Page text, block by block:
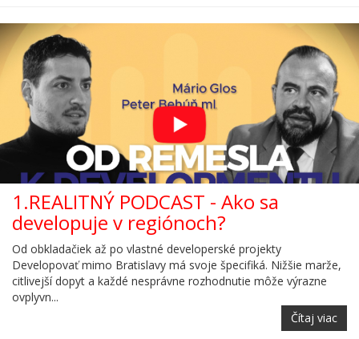
1.REALITNÝ PODCAST - Ako sa
developuje v regiónoch?
Od obkladačiek až po vlastné developerské projekty
Developovať mimo Bratislavy má svoje špecifiká. Nižšie marže,
citlivejší dopyt a každé nesprávne rozhodnutie môže výrazne
ovplyvn...
Čítaj viac